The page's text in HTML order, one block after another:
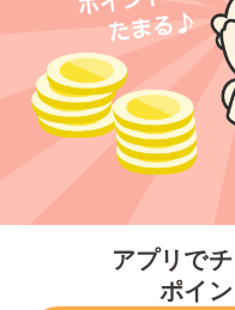
アプリで
ポイ